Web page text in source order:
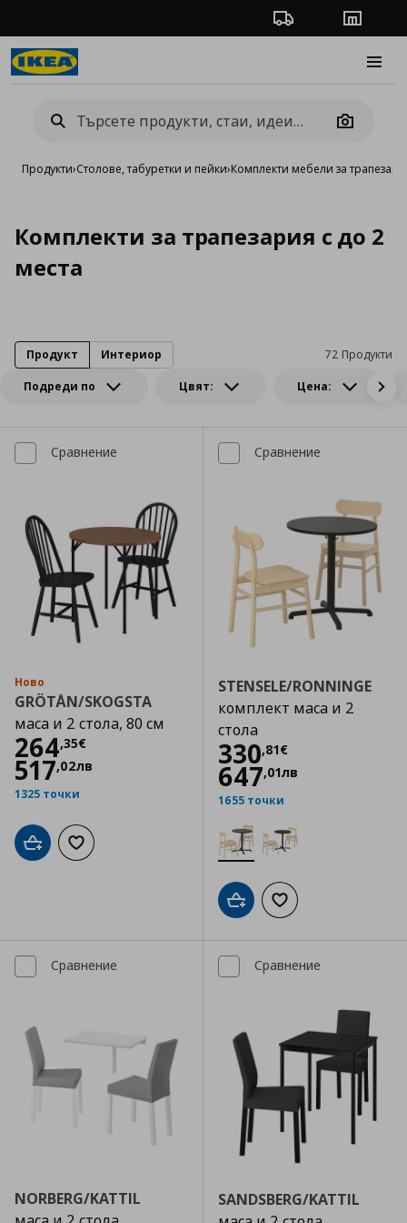
Проследяване на
Camera
Продукти›Столове, табуретки и пейки›Комплекти мебели за
Комплекти за трапезария с до 2
места
Подреди по Цвят: Цена:
72 Продукти
Продукт Интериор
Сравнение
Ново
GRÖTÅN/SKOGSTA
маса и 2 стола, 80 см
264,35€
Цена
517,02лв
1325 точки
Добави в кошницата
Добави към списъка с любими
Сравнение
STENSELE/RONNINGE
комплект маса и 2
стола
330,81€
Цена
647,01лв
1655 точки
Добави в кошницата
Добави към
Сравнение
NORBERG/KATTIL
Сравнение
SANDSBERG/KATTIL